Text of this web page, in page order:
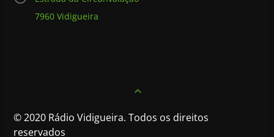
7960 Vidigueira
© 2020 Rádio Vidigueira. Todos os direitos
reservados